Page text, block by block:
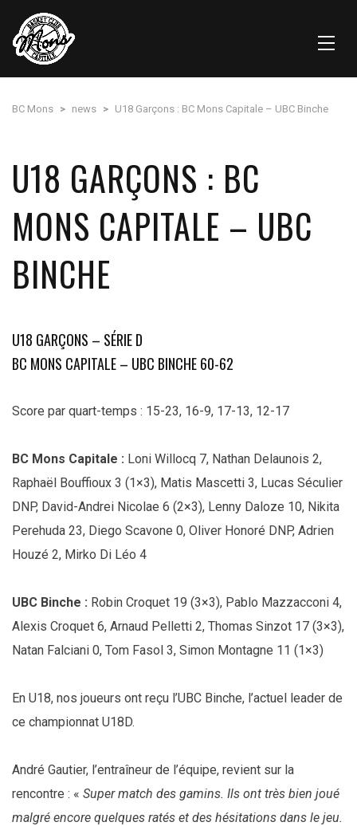
BC Mons > news > U18 Garçons : BC Mons Capitale – UBC Binche
U18 GARÇONS : BC
MONS CAPITALE – UBC
BINCHE
U18 GARÇONS – SÉRIE D
BC MONS CAPITALE – UBC BINCHE 60-62
Score par quart-temps : 15-23, 16-9, 17-13, 12-17
BC Mons Capitale : Loni Willocq 7, Nathan Delaunois 2,
Raphaël Bouffioux 3 (1×3), Matis Mascetti 3, Lucas Séculier
DNP, David-Andrei Nicolae 6 (2×3), Lenny Daloze 10, Nikita
Perehuda 23, Diego Scavone 0, Oliver Honoré DNP, Adrien
Houzé 2, Mirko Di Léo 4
UBC Binche : Robin Croquet 19 (3×3), Pablo Mazzacconi 4,
Alexis Croquet 6, Arnaud Pelletti 2, Thomas Sinzot 17 (3×3),
Natan Falciani 0, Tom Fasol 3, Simon Montagne 11 (1×3)
En U18, nos joueurs ont reçu l’UBC Binche, l’actuel leader de
ce championnat U18D.
André Gautier, l’entraîneur de l’équipe, revient sur la
rencontre : « Super match des gamins. Ils ont très bien joué
malgré encore quelques ratés et des hésitations dans le jeu.